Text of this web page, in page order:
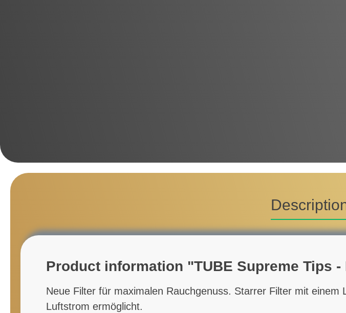
Product information "TUBE Supreme Tips -
Neue Filter für maximalen Rauchgenuss. Starrer Filter mit
Luftstrom ermöglicht.